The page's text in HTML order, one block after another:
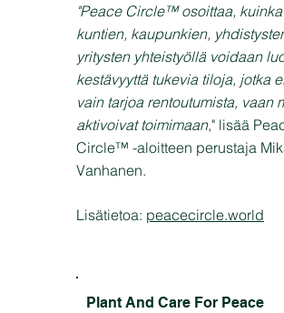
"Peace Circle™ osoittaa, kuinka
kuntien, kaupunkien,
yritysten yhteistyöllä voidaan
kestävyyttä tukevia tiloja, jotka
vain tarjoa rentoutumista, vaan
aktivoivat toimimaan," lisää
Circle™ -aloitteen perustaja
Vanhanen.
Lisätietoa: peacecircle.world
Plant And Care For Peace